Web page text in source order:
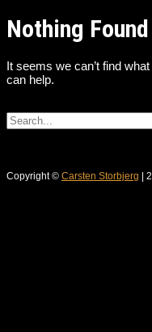
Nothing Found
It seems we can’t find
can help.
Copyright © Carsten Storbjerg |